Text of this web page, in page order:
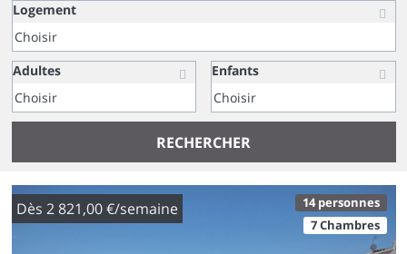
Logement
Adultes Enfants
RECHERCHER
Dès 2 821,00 €/semaine
14 personnes
7 Chambres